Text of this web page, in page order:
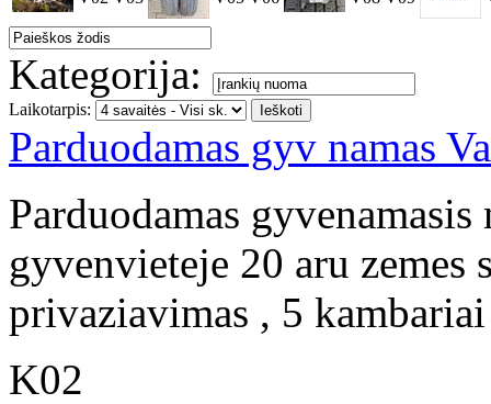
Kategorija:
Laikotarpis:
Parduodamas gyv namas
Parduodamas
gyvenvieteje 20 aru zemes
privaziavimas , 5
K02